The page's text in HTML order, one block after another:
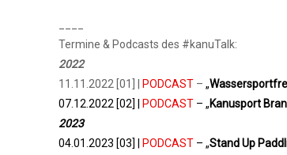
Termine & Podcasts des #kanuTalk:
2022
11.11.2022 [01] |
PODCAST –„
07.12.2022 [02] |
PODCAST – „Kanusport
2023
04.01.2023 [03] |
PODCAST – „Stand Up